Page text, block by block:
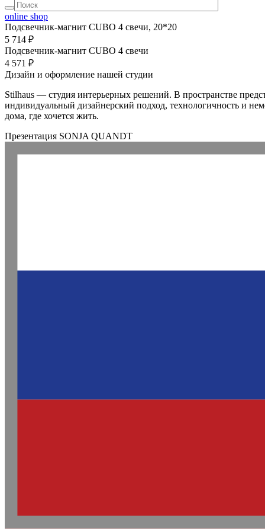
online shop
Подсвечник-магнит CUBO 4 свечи, 20*20
5 714 ₽
Подсвечник-магнит CUBO 4 свечи
4 571 ₽
Дизайн и оформление нашей студии
Stilhaus — студия интерьерных решений. В пространстве
индивидуальный дизайнерский подход, технологичность и
дома, где хочется жить.
Презентация SONJA QUANDT